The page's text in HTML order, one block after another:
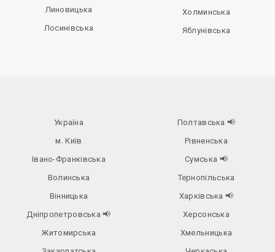
Линовицька
Лосинівська
Холминська
Яблунівська
Україна
м. Київ
Івано-Франківська
Волинська
Вінницька
Дніпропетровська📢
Житомирська
Полтавська 📢
Рівненська
Сумська 📢
Тернопільська
Харківська 📢
Херсонська
Хмельницька